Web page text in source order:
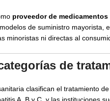
proveedor de
de suministro
minoristas ni directas al
de
clasifican el tratamiento